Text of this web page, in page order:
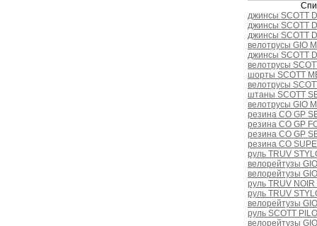
джинсы SCOTT
джинсы SCOTT
джинсы SCOTT
велотрусы GIO
джинсы SCOTT
велотрусы
шорты SCOTT
велотрусы
штаны SCOTT
велотрусы GIO
резина CO GP
резина CO GP
резина CO GP
резина CO
руль TRUV
велорейтузы
велорейтузы
руль TRUV
руль TRUV
велорейтузы
руль SCOTT
велорейтузы